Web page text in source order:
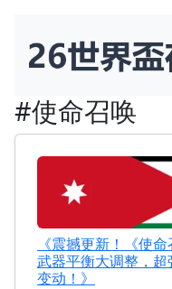
#使命召唤
《震撼更新！《使
武器平衡大调整，
变动！》